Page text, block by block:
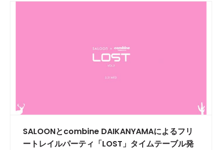
SALOONとcombine DAIKANYAMAによるフリ
ートレイルパーティ「LOST」タイムテーブル発